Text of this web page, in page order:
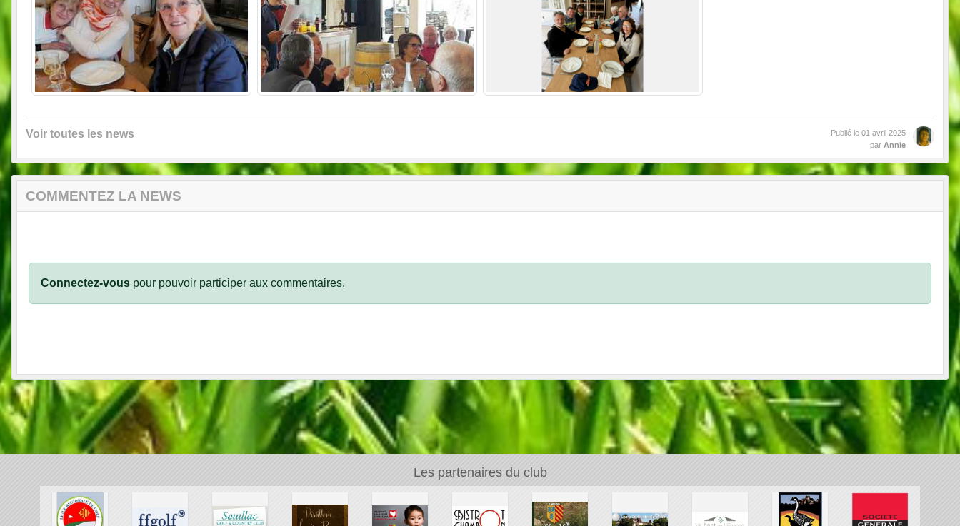
Voir toutes les news Publié le 01 avril 2025
par Annie
COMMENTEZ LA NEWS
Connectez-vous pour pouvoir participer aux commentaires.
Les partenaires du club